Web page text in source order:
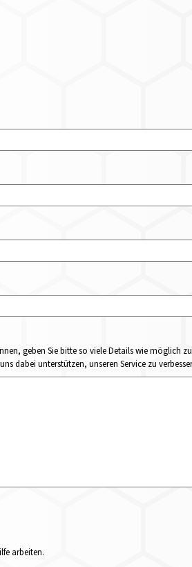
geben Sie bitte so viele Details wie möglich
dabei unterstützen, unseren Service zu
arbeiten.